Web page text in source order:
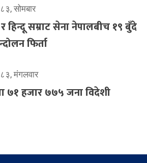
सोमबार
हिन्दू सम्राट सेना नेपालबीच १९ बुँदे
फिर्ता
मंगलवार
७१ हजार ७७५ जना विदेशी